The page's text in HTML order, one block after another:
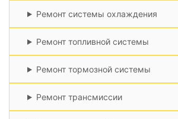
Ремонт системы охлаждения
Ремонт топливной системы
Ремонт тормозной системы
Ремонт трансмиссии